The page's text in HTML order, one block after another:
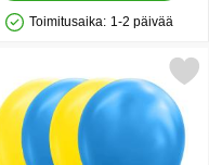
Saatavuus: Varastossa
Toimitusaika: 1-2 päivää
25 suosikiksi
ilmapallo Mix